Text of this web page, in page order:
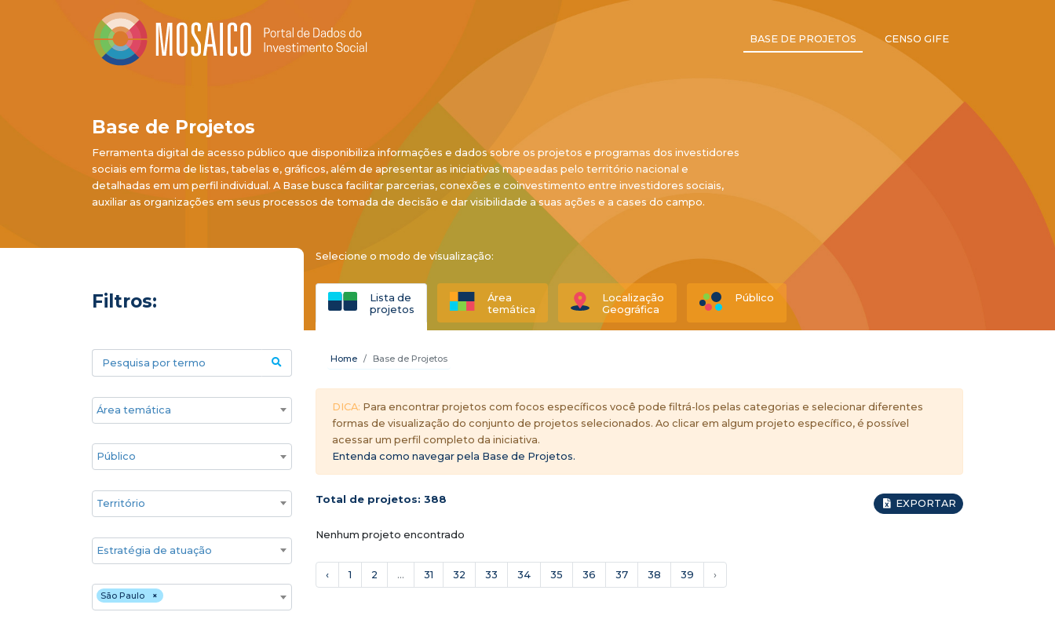
BASE DE PROJETOS CENSO GIFE
Base de Projetos
Ferramenta digital de acesso público que disponibiliza informações e dados sobre os projetos e programas dos investidores
sociais em forma de listas, tabelas e, gráficos, além de apresentar as iniciativas mapeadas pelo território nacional e
detalhadas em um perfil individual. A Base busca facilitar parcerias, conexões e coinvestimento entre investidores sociais,
auxiliar as organizações em seus processos de tomada de decisão e dar visibilidade a suas ações e a cases do campo.
Filtros:
Selecione o modo de visualização:
Lista de
projetos
Área
temática
Localização
Geográfica
Público
Pesquisa por termo
Áreas temáticas
Público
Territórios
Estratégia de atuação
Estado ×
São Paulo
Home Base de Projetos
DICA: Para encontrar projetos com focos específicos você pode filtrá-los pelas categorias e selecionar diferentes
formas de visualização do conjunto de projetos selecionados. Ao clicar em algum projeto específico, é possível
acessar um perfil completo da iniciativa.
Entenda como navegar pela Base de Projetos.
Total de projetos: 388 EXPORTAR
Nenhum projeto encontrado
‹ 1 2 ... 31 32 33 34 35 36 37 38 39 ›